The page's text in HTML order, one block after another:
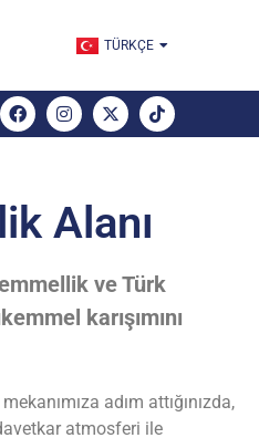
TÜRKÇE
ESPAÑOL
Alanı
ve Türk
karışımını
adım attığınızda,
atmosferi ile